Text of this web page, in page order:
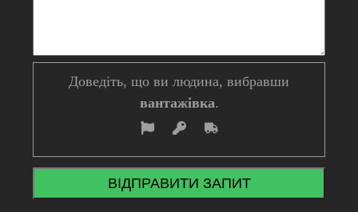
Доведіть, що ви людина, вибравши
вантажівка.